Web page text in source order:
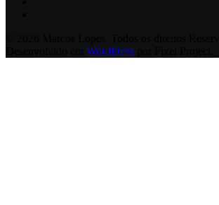
WordPress